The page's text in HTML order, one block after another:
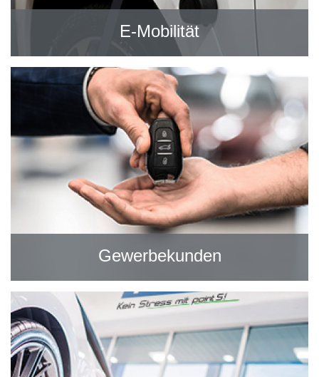
E-Mobilität
Gewerbekunden